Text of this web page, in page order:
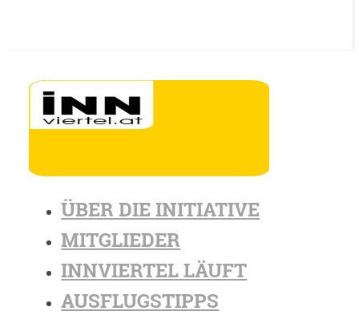
ÜBER DIE INITIATIVE
MITGLIEDER
INNVIERTEL LÄUFT
AUSFLUGSTIPPS